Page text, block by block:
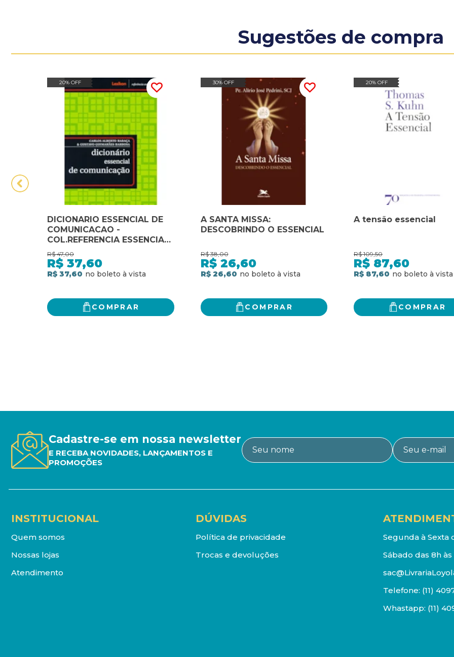
Sugestões de compra
20% OFF
DICIONARIO ESSENCIAL DE
COMUNICACAO -
COL.REFERENCIA ESSENCIAL
- 1
R$ 47,00
R$ 37,60
R$ 37,60
COMPRAR
30% OFF
A SANTA MISSA:
DESCOBRINDO O ESSENCIAL
R$ 38,00
R$ 26,60
R$ 26,60
COMPRAR
20% OFF
A tensão essencial
R$ 109,50
R$ 87,60
R$ 87,60
COMPRAR
Cadastre-se em nossa newsletter
E RECEBA NOVIDADES, LANÇAMENTOS E
PROMOÇÕES
INSTITUCIONAL
Quem somos
Nossas lojas
Atendimento
DÚVIDAS
Política de privacidade
Trocas e devoluções
Segunda à Sexta
Sábado das 8h às
Telefone: (11)
Whastapp: (11)